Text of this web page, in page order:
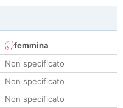
femmina
Non specificato
Non specificato
Non specificato